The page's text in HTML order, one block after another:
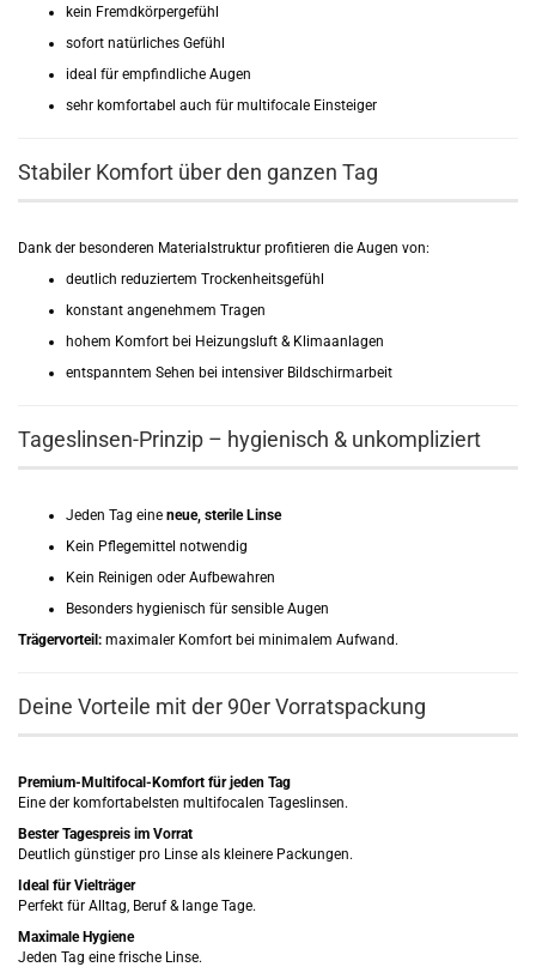
kein Fremdkörpergefühl
sofort natürliches Gefühl
ideal für empfindliche Augen
sehr komfortabel auch für multifocale Einsteiger
Stabiler Komfort über den ganzen Tag
Dank der besonderen Materialstruktur profitieren die Augen von:
deutlich reduziertem Trockenheitsgefühl
konstant angenehmem Tragen
hohem Komfort bei Heizungsluft & Klimaanlagen
entspanntem Sehen bei intensiver Bildschirmarbeit
Tageslinsen-Prinzip – hygienisch & unkompliziert
Jeden Tag eine neue, sterile Linse
Kein Pflegemittel notwendig
Kein Reinigen oder Aufbewahren
Besonders hygienisch für sensible Augen
Trägervorteil: maximaler Komfort bei minimalem Aufwand.
Deine Vorteile mit der 90er Vorratspackung
Premium-Multifocal-Komfort für jeden Tag
Eine der komfortabelsten multifocalen Tageslinsen.
Bester Tagespreis im Vorrat
Deutlich günstiger pro Linse als kleinere Packungen.
Ideal für Vielträger
Perfekt für Alltag, Beruf & lange Tage.
Maximale Hygiene
Jeden Tag eine frische Linse.